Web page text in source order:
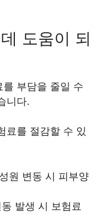
도움이 되
부담을 줄일 수
니다.
료를 절감할 수 있
원 변동 시 피부양
발생 시 보험료